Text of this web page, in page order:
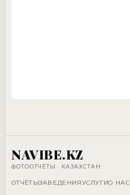
NAVIBE.KZ
ФОТООТЧЁТЫ · КАЗАХСТАН
ОТЧЁТЫЗАВЕДЕНИЯУСЛУГИО НАС